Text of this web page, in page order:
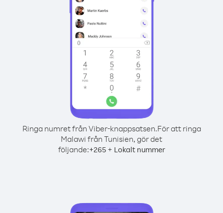
Ringa numret från Viber-knappsatsen.För att ringa
Malawi från Tunisien, gör det
följande:+265+ Lokalt nummer